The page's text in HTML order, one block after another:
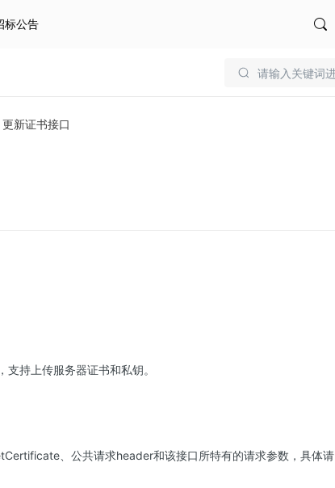
标公告
更新证书接口
持上传服务器证书和私钥。
、公共请求header和该接口所特有的请求参数，具体请